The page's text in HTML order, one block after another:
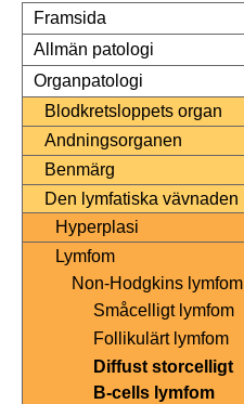
Framsida
Allmän patologi
Organpatologi
Blodkretsloppets organ
Andningsorganen
Benmärg
Den lymfatiska vävnaden
Hyperplasi
Lymfom
Non-Hodgkins lymfom
Småcelligt lymfom
Follikulärt lymfom
Diffust storcelligt
B-cells lymfom